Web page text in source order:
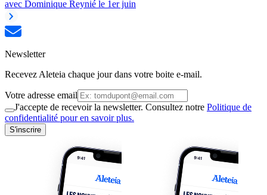
avec Dominique Reynié le 1er juin
Newsletter
Recevez Aleteia chaque jour dans votre boite e-mail.
Votre adresse email
J'accepte de recevoir la newsletter. Consultez notre Politique de
confidentialité pour en savoir plus.
S'inscrire